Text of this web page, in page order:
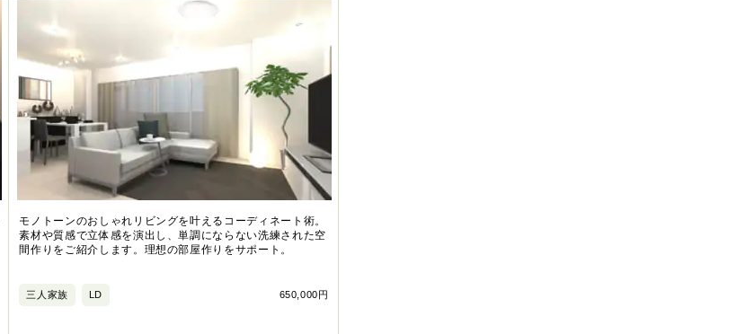
モノトーンのおしゃれリビングを叶えるコーディネート術。
素材や質感で立体感を演出し、単調にならない洗練された空
間作りをご紹介します。理想の部屋作りをサポート。
650,000円
三人家族 LD